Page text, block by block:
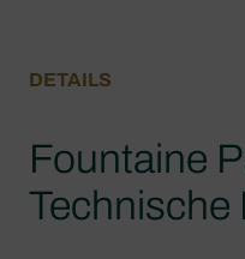
DETAILS
Fountaine
Technische